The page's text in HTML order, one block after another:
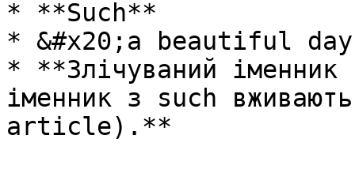
* **Such**
* &#x20;a beautiful
* **Злічуваний іменник
іменник з such
article).**